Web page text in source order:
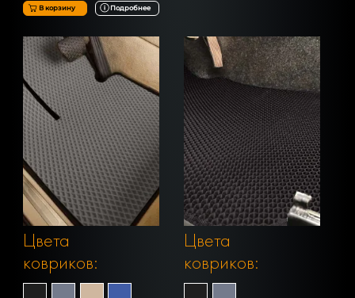
В корзину Подробнее
Цвета
ковриков:
Цвета
ковриков: